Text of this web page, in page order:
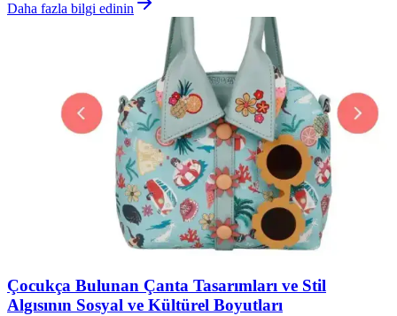
Daha fazla bilgi edinin
Çocukça Bulunan Çanta Tasarımları ve Stil
Algısının Sosyal ve Kültürel Boyutları